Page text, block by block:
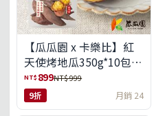
【瓜瓜園 x 卡樂比】紅
天使烤地瓜350g*10包
(免運組)
NT$ 899NT$ 999
9折 月銷 24